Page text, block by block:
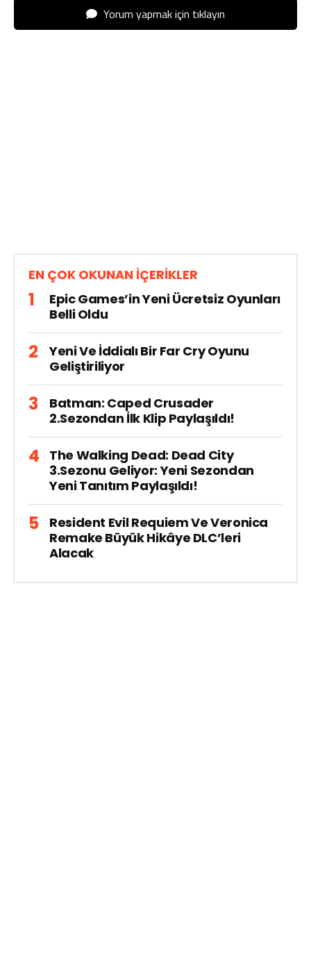
Yorum yapmak için tıklayın
EN ÇOK OKUNAN İÇERİKLER
Epic Games’in Yeni Ücretsiz Oyunları
Belli Oldu
Yeni Ve İddialı Bir Far Cry Oyunu
Geliştiriliyor
Batman: Caped Crusader
2.Sezondan İlk Klip Paylaşıldı!
The Walking Dead: Dead City
3.Sezonu Geliyor: Yeni Sezondan
Yeni Tanıtım Paylaşıldı!
Resident Evil Requiem Ve Veronica
Remake Büyük Hikâye DLC’leri
Alacak